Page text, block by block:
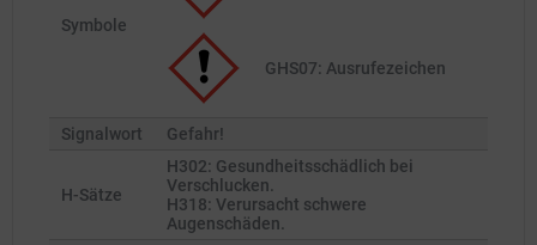
Symbole
GHS07: Ausrufezeichen
Signalwort Gefahr!
H-Sätze
H302: Gesundheitsschädlich bei
Verschlucken.
H318: Verursacht schwere
Augenschäden.